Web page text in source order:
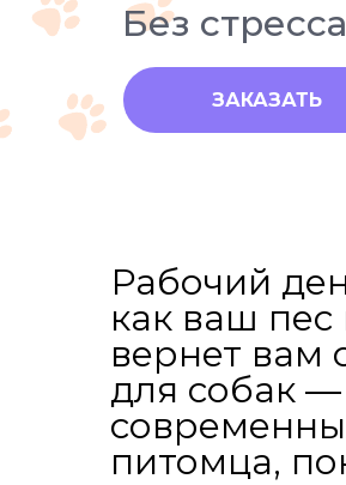
ЗАКАЗАТЬ
Без
Рабочий
как ваш
вернет вам
для собак
питомца,